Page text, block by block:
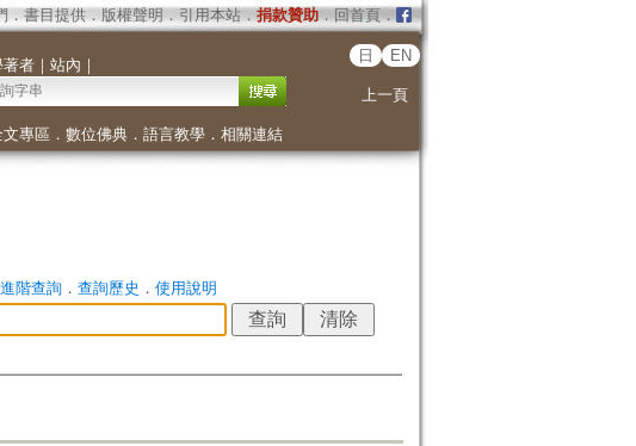
． 書目提供． 版權聲明 ． 引用本站． 捐款贊助．回首頁．
著者｜ 站內 ｜
日 EN
上一頁
文專區 ． 數位佛典． 語言教學． 相關連結
進階查詢． 查詢歷史 ． 使用說明